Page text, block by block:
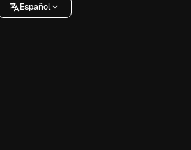
Español